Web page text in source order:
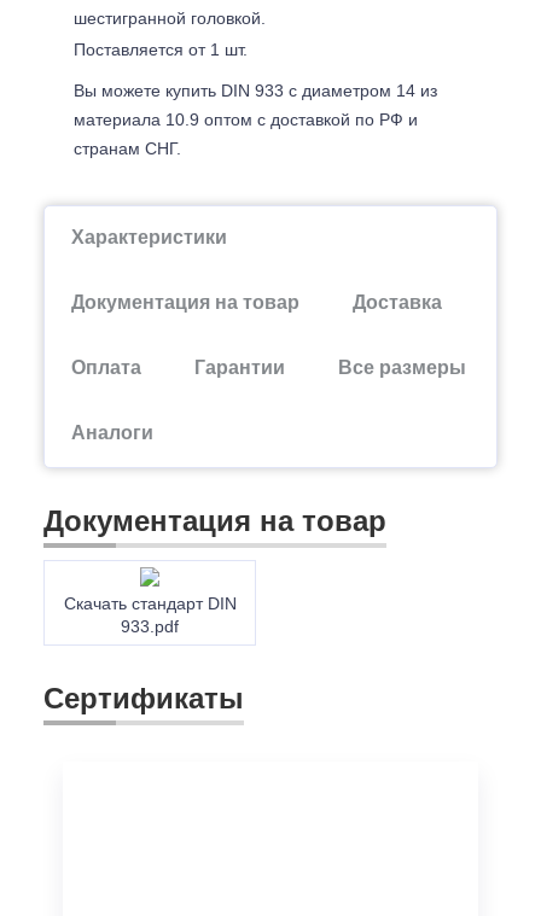
шестигранной головкой.
Поставляется от 1 шт.
Вы можете купить DIN 933 с диаметром 14 из
материала 10.9 оптом с доставкой по РФ и
странам СНГ.
Характеристики
Документация на товар Доставка
Оплата Гарантии Все размеры
Аналоги
Документация на товар
Скачать стандарт DIN
933.pdf
Сертификаты